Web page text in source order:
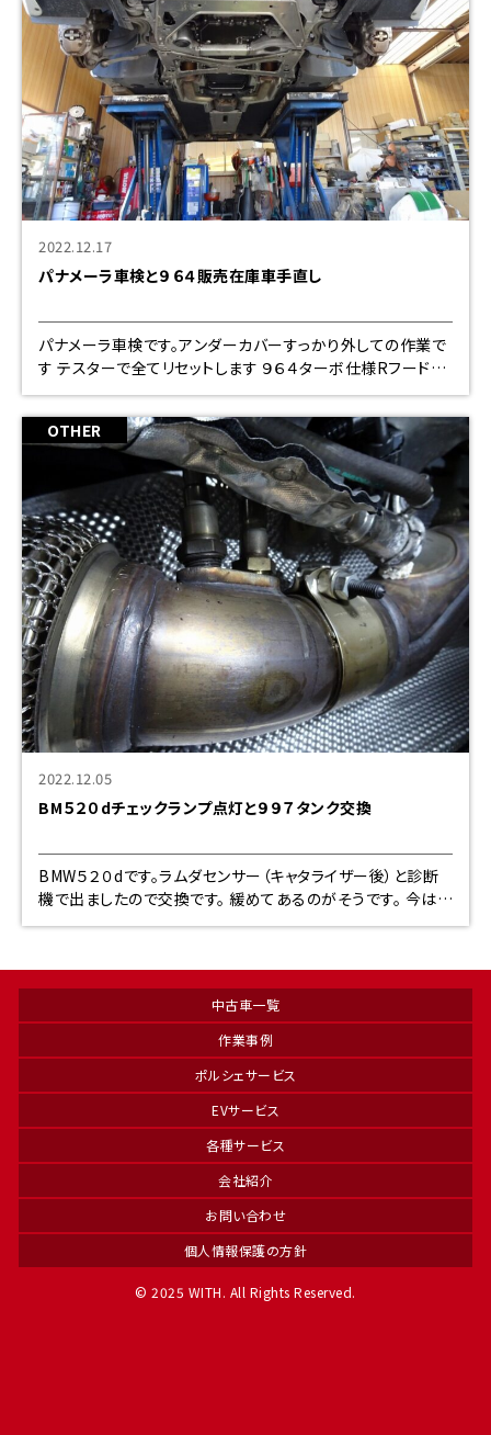
2022.12.17
パナメーラ車検と９６４販売在庫車手直し
パナメーラ車検です。アンダーカバーすっかり外しての作業で
す テスターで全てリセットします ９６４ターボ仕様Rフードノ
ーマルに交換して、ホースメントレスでしたので、前後ホース
メント入れて
OTHER
2022.12.05
BM５２０dチェックランプ点灯と９９７タンク交換
BMW５２０dです。ラムダセンサー（キャタライザー後）と診断
機で出ましたので交換です。 緩めてあるのがそうです。 今は殆
どがフルカバーなので作業性が悪いです。良い所は汚れが無
中古車一覧
作業事例
ポルシェサービス
EVサービス
各種サービス
会社紹介
お問い合わせ
個人情報保護の方針
© 2025 WITH. All Rights Reserved.